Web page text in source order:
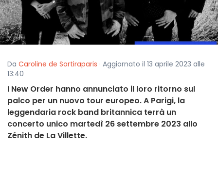
Da Caroline de Sortiraparis · Aggiornato il 13 aprile 2023 alle
13:40
I New Order hanno annunciato il loro ritorno sul
palco per un nuovo tour europeo. A Parigi, la
leggendaria rock band britannica terrà un
concerto unico martedì 26 settembre 2023 allo
Zénith de La Villette.